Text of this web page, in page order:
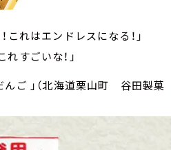
これはエンドレスになる！」
すごいな！」
ご 」（北海道栗山町 谷田製菓